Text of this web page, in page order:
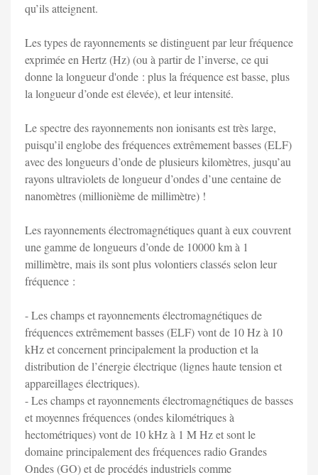
qu’ils atteignent.
Les types de rayonnements se distinguent par leur fréquence
exprimée en Hertz (Hz) (ou à partir de l’inverse, ce qui
donne la longueur d'onde : plus la fréquence est basse, plus
la longueur d’onde est élevée), et leur intensité.
Le spectre des rayonnements non ionisants est très large,
puisqu’il englobe des fréquences extrêmement basses (ELF)
avec des longueurs d’onde de plusieurs kilomètres, jusqu’au
rayons ultraviolets de longueur d’ondes d’une centaine de
nanomètres (millionième de millimètre) !
Les rayonnements électromagnétiques quant à eux couvrent
une gamme de longueurs d’onde de 10000 km à 1
millimètre, mais ils sont plus volontiers classés selon leur
fréquence :
- Les champs et rayonnements électromagnétiques de
fréquences extrêmement basses (ELF) vont de 10 Hz à 10
kHz et concernent principalement la production et la
distribution de l’énergie électrique (lignes haute tension et
appareillages électriques).
- Les champs et rayonnements électromagnétiques de basses
et moyennes fréquences (ondes kilométriques à
hectométriques) vont de 10 kHz à 1 M Hz et sont le
domaine principalement des fréquences radio Grandes
Ondes (GO) et de procédés industriels comme